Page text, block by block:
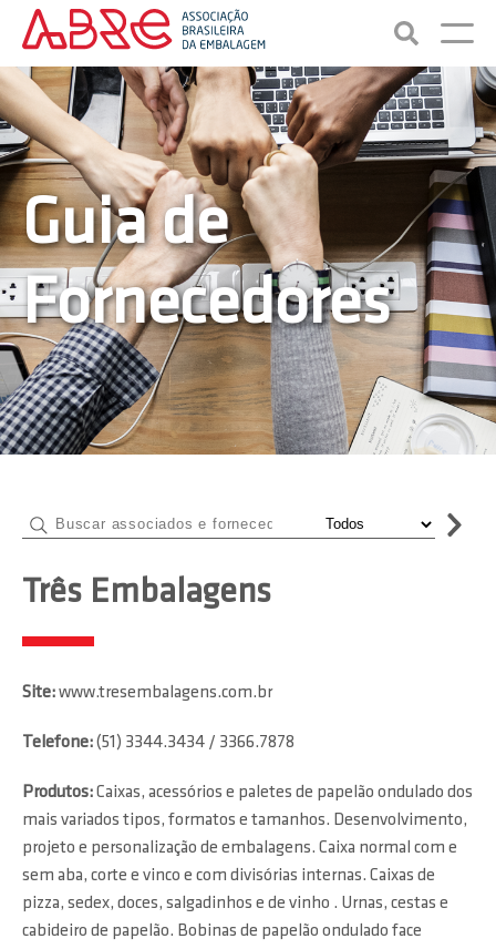
Guia de
Fornecedores
Três Embalagens
Site:www.tresembalagens.com.br
Telefone:(51) 3344.3434 / 3366.7878
Produtos:Caixas, acessórios e paletes de papelão ondulado dos
mais variados tipos, formatos e tamanhos. Desenvolvimento,
projeto e personalização de embalagens. Caixa normal com e
sem aba, corte e vinco e com divisórias internas. Caixas de
pizza, sedex, doces, salgadinhos e de vinho . Urnas, cestas e
cabideiro de papelão. Bobinas de papelão ondulado face